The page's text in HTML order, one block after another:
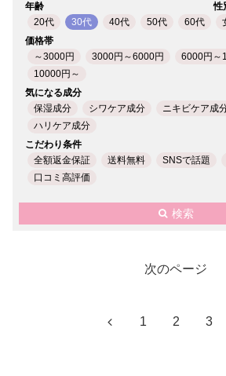
年齢
20代
30代 40代 50代 60代
性
価格帯
～3000円
3000円～6000円
6000円～
10000円～
気になる成分
保湿成分
シワケア成分 ニキビケア成
ハリケア成分
こだわり条件
全額返金保証
送料無料 SNSで話題
口コミ高評価
検索
次のページ
前
1 2 3